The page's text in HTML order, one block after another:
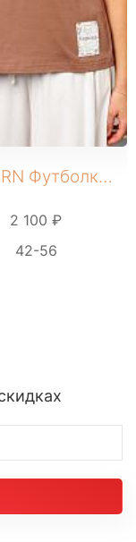
402BRN Футболка женская
2 100 ₽
42-56